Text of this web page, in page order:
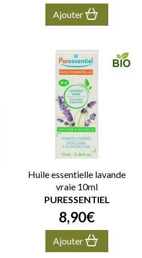
Ajouter
Huile essentielle lavande
vraie 10ml
PURESSENTIEL
8,90€
Ajouter